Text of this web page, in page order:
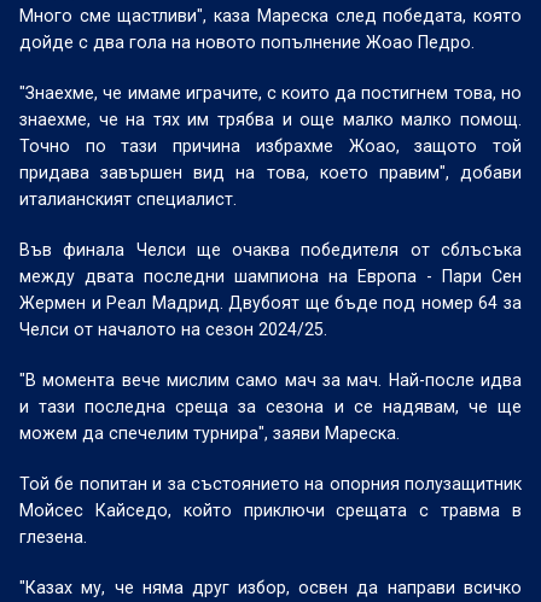
Много сме щастливи", каза Мареска след победата, която
дойде с два гола на новото попълнение Жоао Педро.
"Знаехме, че имаме играчите, с които да постигнем това, но
знаехме, че на тях им трябва и още малко малко помощ.
Точно по тази причина избрахме Жоао, защото той
придава завършен вид на това, което правим", добави
италианският специалист.
Във финала Челси ще очаква победителя от сблъсъка
между двата последни шампиона на Европа - Пари Сен
Жермен и Реал Мадрид. Двубоят ще бъде под номер 64 за
Челси от началото на сезон 2024/25.
"В момента вече мислим само мач за мач. Най-после идва
и тази последна среща за сезона и се надявам, че ще
можем да спечелим турнира", заяви Мареска.
Той бе попитан и за състоянието на опорния полузащитник
Мойсес Кайседо, който приключи срещата с травма в
глезена.
"Казах му, че няма друг избор, освен да направи всичко